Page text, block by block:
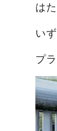
は
い
プ